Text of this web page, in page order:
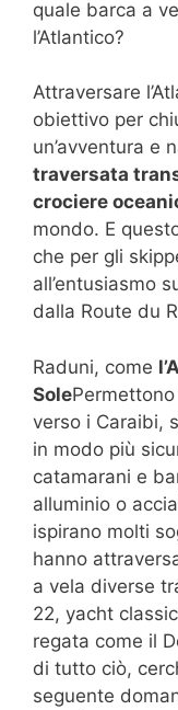
quale barca a
l’Atlantico?
Attraversare
obiettivo per
un’avventura e
traversata
crociere
mondo. E
che per gli
all’entusiasmo
dalla Route du
Raduni, come
Sole
verso i Caraibi,
in modo più
catamarani e
alluminio o
ispirano molti
hanno
a vela diverse
22, yacht
regata come il
di tutto ciò,
seguente